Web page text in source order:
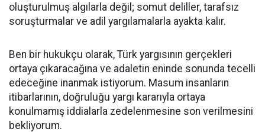
oluşturulmuş algılarla değil; somut deliller, tarafsız
soruşturmalar ve adil yargılamalarla ayakta kalır.
Ben bir hukukçu olarak, Türk yargısının gerçekleri
ortaya çıkaracağına ve adaletin eninde sonunda tecelli
edeceğine inanmak istiyorum. Masum insanların
itibarlarının, doğruluğu yargı kararıyla ortaya
konulmamış iddialarla zedelenmesine son verilmesini
bekliyorum.